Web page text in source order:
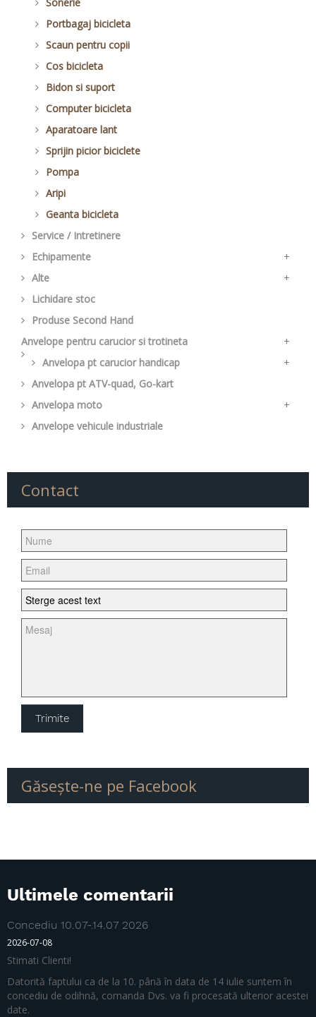
Placute frana
Saboti frana pentru cursiera
Piese de frana
Alte piese sa
Set de faruri
Portbagaj bicicleta
Scaun pentru copii
Cos bicicleta
Bidon si suport
Computer bicicleta
Aparatoare lant
Sprijin picior biciclete
Pompa
Aripi
Geanta bicicleta
Service / Intretinere
Echipamente
+
Casca bicicleta
Manusi bicicleta
Ochelari
Alte
+
Alte piese bicicleta
Suport
Lichidare stoc
Produse Second Hand
Anvelope pentru carucior si trotineta
+
Camera pentru carucior
Anvelopa pt carucior handicap
+
Camera pt carucior handicap
Anvelopa pt ATV-quad, Go-kart
Anvelopa moto
+
Anvelopa scuter
Anvelopa Enduro FIM
Anvelopa Street
Anvelopa Moped
Anvelopa tourensport
Anvelopa Chopper/Cruiser
Anvelopa super sport de strada
Anvelopa SPEEDWAY
Anvelopa Supermoto
Anvelope vehicule industriale
Contact
Găseşte-ne pe Facebook
Ultimele comentarii
Concediu 10.07-.14.07 2026
2026-07-08
Stimati Clienti!
Datorită faptului ca de la 10. până în data de 14 iulie suntem în
concediu de odihnă, comanda Dvs. va fi procesată ulterior acestei
date.